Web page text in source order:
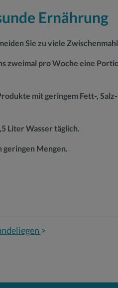
Ernährung
Sie zu viele
zweimal pro Woche eine
mit geringem Fett-,
Liter Wasser täglich.
geringen Mengen.
>